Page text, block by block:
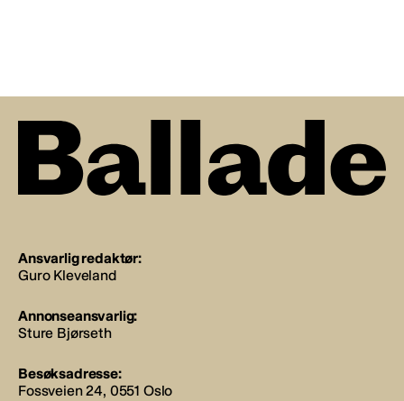
Ansvarlig redaktør:
Guro Kleveland
Annonseansvarlig:
Sture Bjørseth
Besøksadresse:
Fossveien 24, 0551 Oslo